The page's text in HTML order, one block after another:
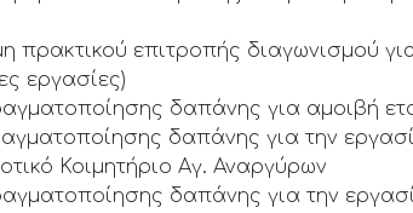
πρακτικού επιτροπής διαγωνισμού
εργασίες)
δαπάνης για αμοιβή
δαπάνης για την
Κοιμητήριο Αγ. Αναργύρων
δαπάνης για την